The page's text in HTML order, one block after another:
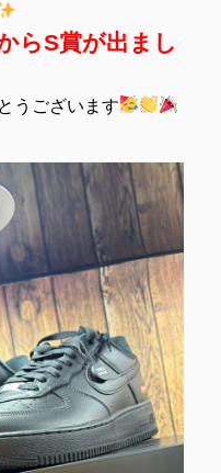
らS賞が出まし
うございます